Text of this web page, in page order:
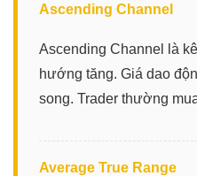
Ascending Channel
Ascending Channel là
hướng tăng. Giá dao
song. Trader thường
Average True Range